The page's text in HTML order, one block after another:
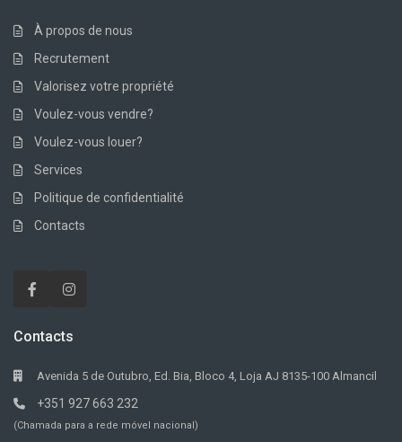
À propos de nous
Recrutement
Valorisez votre propriété
Voulez-vous vendre?
Voulez-vous louer?
Services
Politique de confidentialité
Contacts
Contacts
Avenida 5 de Outubro, Ed. Bia, Bloco 4, Loja AJ 8135-100 Almancil
+351 927 663 232
(Chamada para a rede móvel nacional)